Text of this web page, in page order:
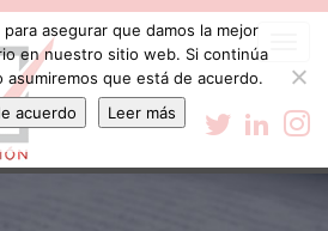
asegurar que damos la mejor
en nuestro sitio web. Si continúa
asumiremos que está de acuerdo.
acuerdo
Leer más